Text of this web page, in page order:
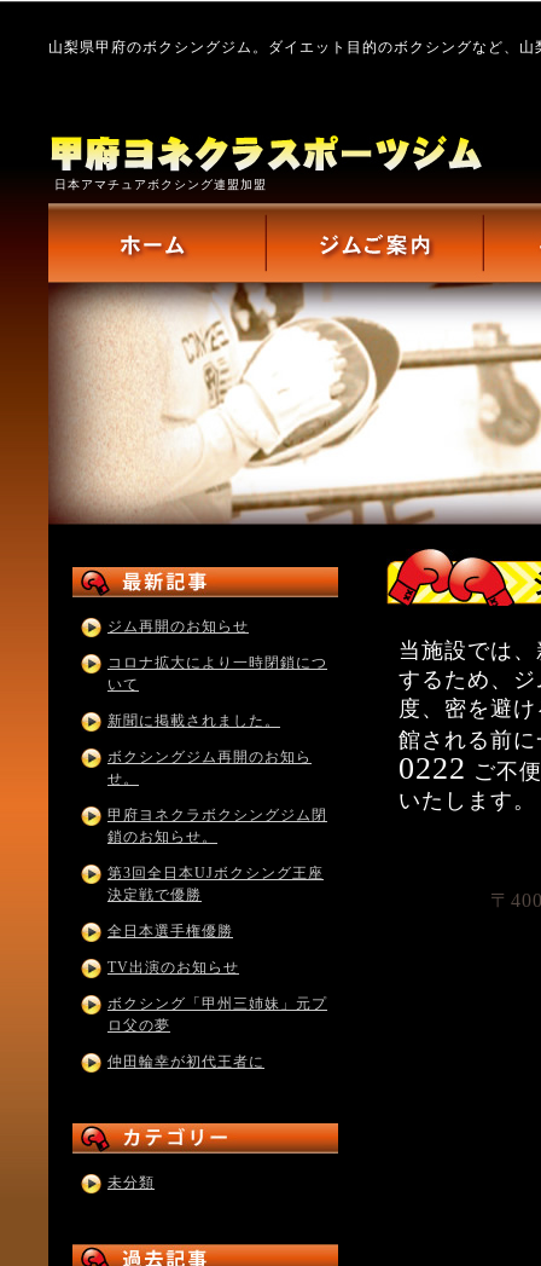
山梨県甲府のボクシングジム。ダイエット目的のボクシングなど、
日本アマチュアボクシング連盟加盟
ジム再開のお知らせ
コロナ拡大により一時閉鎖につ
いて
新聞に掲載されました。
ボクシングジム再開のお知ら
せ。
甲府ヨネクラボクシングジム閉
鎖のお知らせ。
第3回全日本UJボクシング王座
決定戦で優勝
全日本選手権優勝
TV出演のお知らせ
ボクシング「甲州三姉妹」元プ
ロ父の夢
仲田輪幸が初代王者に
未分類
当施設では
するため、
度、密を避
館される前
0222 ご不
いたします。
〒